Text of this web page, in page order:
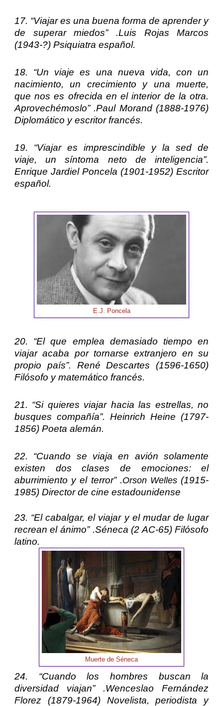
17. “Viajar es una buena forma de aprender y
de superar miedos” .Luis Rojas Marcos
(1943-?) Psiquiatra español.
18. “Un viaje es una nueva vida, con un
nacimiento, un crecimiento y una muerte,
que nos es ofrecida en el interior de la otra.
Aprovechémoslo” .Paul Morand(1888-1976)
Diplomático y escritor francés.
19. “Viajar es imprescindible y la sed de
viaje, un síntoma neto de inteligencia”.
Enrique Jardiel Poncela (1901-1952) Escritor
español.
E.J. Poncela
20. “El que emplea demasiado tiempo en
viajar acaba por tornarse extranjero en su
propio país”. René Descartes (1596-1650)
Filósofo y matemático francés.
21. “Si quieres viajar hacia las estrellas, no
busques compañía”.Heinrich Heine (1797-
1856) Poeta alemán.
22. “Cuando se viaja en avión solamente
existen dos clases de emociones: el
aburrimiento y el terror” .Orson Welles (1915-
1985) Director de cine estadounidense
23. “El cabalgar, el viajar y el mudar de lugar
recrean el ánimo” .Séneca (2 AC-65) Filósofo
latino.
Muerte de Séneca
24. “Cuando los hombres buscan la
diversidad viajan” .Wenceslao Fernández
Florez(1879-1964) Novelista, periodista y